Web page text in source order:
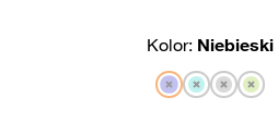
Kolor: Niebieski